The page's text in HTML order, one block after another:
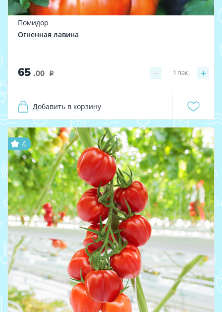
Помидор
Огненная лавина
65 .00 i − +
1 пак.
Добавить в корзину
4